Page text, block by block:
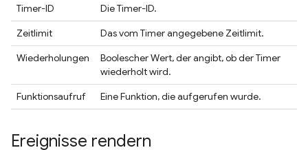
Timer-ID
Die Timer-ID.
Zeitlimit
Das vom Timer angegebene Zeitlimit.
Wiederholungen
Boolescher Wert, der angibt, ob der Timer
wiederholt wird.
Funktionsaufruf
Eine Funktion, die aufgerufen wurde.
Ereignisse rendern